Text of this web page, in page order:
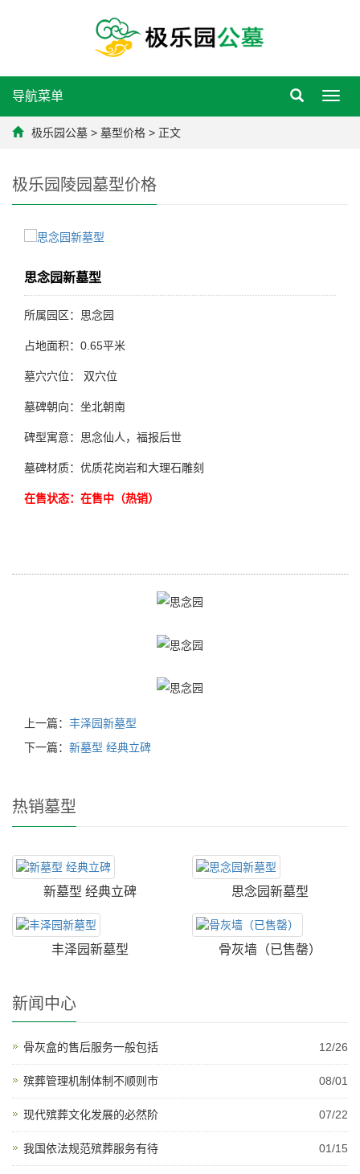
导航菜单
极乐园公墓 > 墓型价格 > 正文
极乐园陵园墓型价格
思念园新墓型
所属园区：思念园
占地面积：0.65平米
墓穴穴位： 双穴位
墓碑朝向：坐北朝南
碑型寓意：思念仙人，福报后世
墓碑材质：优质花岗岩和大理石雕刻
在售状态：在售中（热销）
上一篇： 丰泽园新墓型
下一篇： 新墓型 经典立碑
热销墓型
新墓型 经典立碑 思念园新墓型
丰泽园新墓型 骨灰墙（已售罄）
新闻中心
骨灰盒的售后服务一般包括 12/26
殡葬管理机制体制不顺则市 08/01
现代殡葬文化发展的必然阶 07/22
我国依法规范殡葬服务有待 01/15